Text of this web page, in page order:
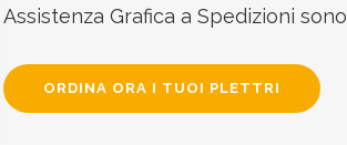
Assistenza Grafica a Spedizioni sono
ORDINA ORA I TUOI PLETTRI